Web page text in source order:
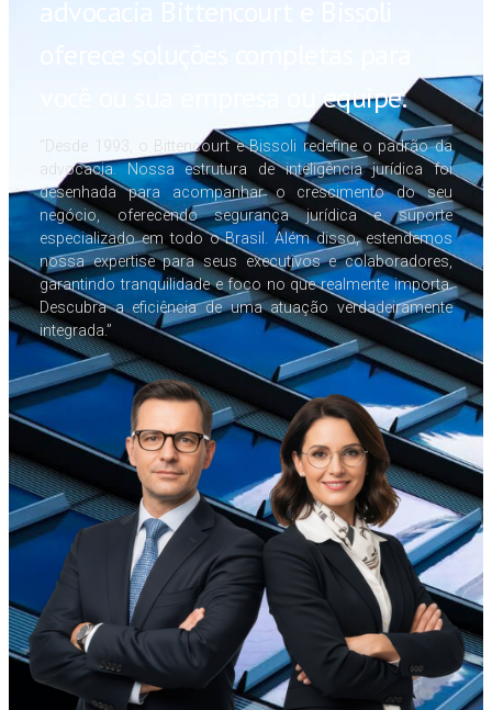
advocacia Bittencourt e Bissoli
você ou sua empresa ou equipe.
“Desde 1993, o Bittencourt e Bissoli redefine o padrão da
advocacia. Nossa estrutura de inteligência jurídica foi
desenhada para acompanhar o crescimento do seu
negócio, oferecendo segurança jurídica e suporte
especializado em todo o Brasil. Além disso, estendemos
nossa expertise para seus executivos e colaboradores,
garantindo tranquilidade e foco no que realmente importa.
Descubra a eficiência de uma atuação verdadeiramente
integrada.”